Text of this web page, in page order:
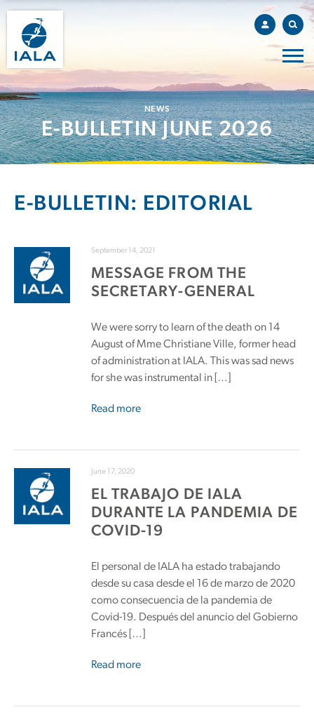
NEWS
E-BULLETIN JUNE 2026
E-BULLETIN: EDITORIAL
September 14, 2021
MESSAGE FROM THE
SECRETARY-GENERAL
We were sorry to learn of the death on 14
August of Mme Christiane Ville, former head
of administration at IALA. This was sad news
for she was instrumental in […]
Read more
June 17, 2020
EL TRABAJO DE IALA
DURANTE LA PANDEMIA DE
COVID-19
El personal de IALA ha estado trabajando
desde su casa desde el 16 de marzo de 2020
como consecuencia de la pandemia de
Covid-19. Después del anuncio del Gobierno
Francés […]
Read more